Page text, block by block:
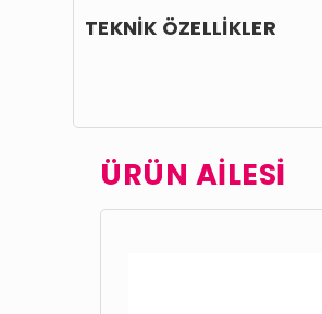
TEKNİK ÖZELLİKLER
ÜRÜN AİLESİ